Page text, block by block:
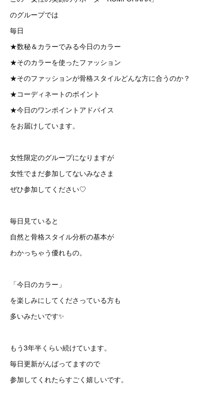
のグループでは
毎日
★数秘＆カラーでみる今日のカラー
★そのカラーを使ったファッション
★そのファッションが骨格スタイルどんな方に合うのか？
★コーディネートのポイント
★今日のワンポイントアドバイス
をお届けしています。
女性限定のグループになりますが
女性でまだ参加してないみなさま
ぜひ参加してください♡
毎日見ていると
自然と骨格スタイル分析の基本が
わかっちゃう優れもの。
「今日のカラー」
を楽しみにしてくださっている方も
多いみたいです✨
もう3年半くらい続けています。
毎日更新がんばってますので
参加してくれたらすごく嬉しいです。